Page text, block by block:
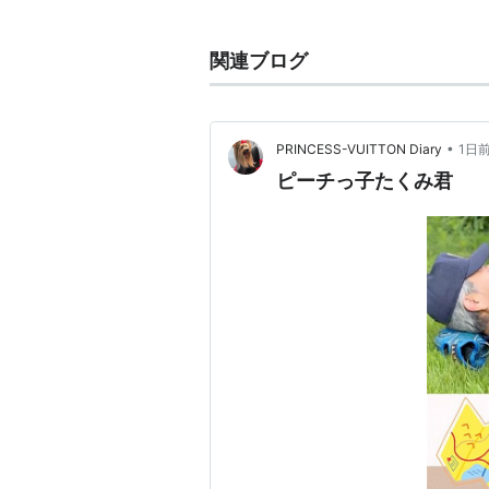
関連ブログ
PRINCESS-VUITTON Diary • 1日
ピーチっ子たくみ君